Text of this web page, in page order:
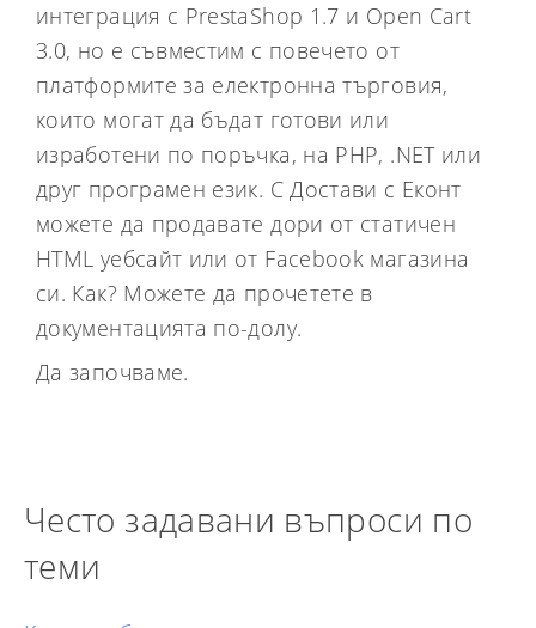
интеграция с PrestaShop 1.7 и Open Cart
3.0, но е съвместим с повечето от
платформите за електронна търговия,
които могат да бъдат готови или
изработени по поръчка, на PHP, .NET или
друг програмен език. С Достави с Еконт
можете да продавате дори от статичен
HTML уебсайт или от Facebook магазина
си. Как? Можете да прочетете в
документацията по-долу.
Да започваме.
Често задавани въпроси по
теми